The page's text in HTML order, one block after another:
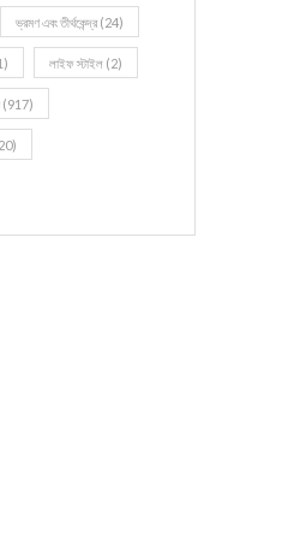
ভ্রমণ এবং তীর্থকেন্দ্র (24)
লাইফ স্টাইল (2)
(917)